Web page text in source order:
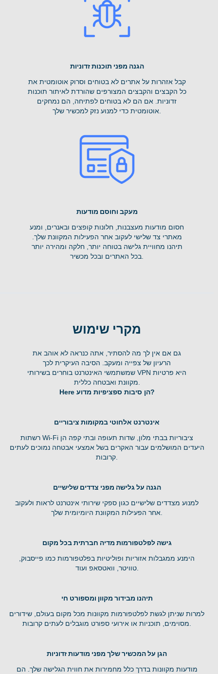
הגנה מפני תוכנות זדוניות
קבל אזהרות על אתרים לא בטוחים וסרוק אוטומטית את
כל הקבצים והקבצים המצורפים שהורדת לאיתור תוכנות
זדוניות. אם הם לא בטוחים לפתיחה, הם נמחקים
מעקב וחוסם מודעות
חסום מודעות מעצבנות, חלונות קופצים ובאנרים, ומנע
מאתרי צד שלישי לעקוב אחר הפעילות המקוונת שלך.
תיהנו מחוויית גלישה בטוחה יותר, חלקה ומהירה יותר
מקרי שימוש
גם אם אין לך מה להסתיר, אתה כנראה לא אוהב את
הרעיון של צפייה ומעקב. הסיבה העיקרית לכך
שמשתמשי האינטרנט בוחרים בשירותי VPN היא פרטיות
Here הן סיבות ספציפיות מדוע?
אינטרנט אלחוטי במקומות ציבוריים
רשתות Wi-Fi ציבוריות בבתי מלון, שדות תעופה ובתי קפה הן
היעדים המושלמים עבור האקרים בשל אמצעי אבטחה נמוכים לעתים
הגנה על גלישה מפני צדדים שלישיים
למנוע מצדדים שלישיים כגון ספקי שירותי אינטרנט לראות ולעקוב
גישה לפלטפורמות מדיה חברתית בכל מקום
הימנע ממגבלות אזוריות ופוליטיות בפלטפורמות כמו פייסבוק,
טוויטר, וואטסאפ ועוד.
תיהנו מבידור מקוון ומספורט חי
למרות שניתן לגשת לפלטפורמות מקוונות מכל מקום בעולם, שידורים
הגן על המכשיר שלך מפני מודעות זדוניות
מודעות מקוונות בדרך כלל מחמירות את חווית הגלישה שלך. הם